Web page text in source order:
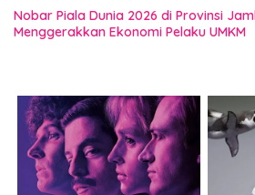
Nobar Piala Dunia 2026 di Provinsi
Menggerakkan Ekonomi Pelaku UMKM